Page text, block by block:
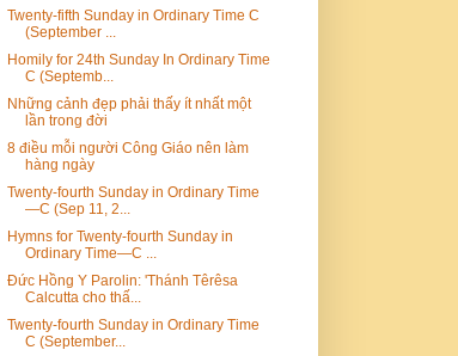
Twenty-fifth Sunday in Ordinary Time C
(September ...
Homily for 24th Sunday In Ordinary Time
C (Septemb...
Những cảnh đẹp phải thấy ít nhất một
lần trong đời
8 điều mỗi người Công Giáo nên làm
hàng ngày
Twenty-fourth Sunday in Ordinary Time
—C (Sep 11, 2...
Hymns for Twenty-fourth Sunday in
Ordinary Time—C ...
Đức Hồng Y Parolin: 'Thánh Têrêsa
Calcutta cho thấ...
Twenty-fourth Sunday in Ordinary Time
C (September...